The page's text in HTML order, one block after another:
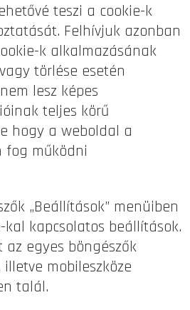
teszi a cookie-k
Felhívjuk azonban
k alkalmazásának
törlése esetén
lesz képes
teljes körű
hogy a weboldal a
fog működni
„Beállítások” menüiben
kapcsolatos beállítások.
egyes böngészők
illetve mobileszköze
talál.